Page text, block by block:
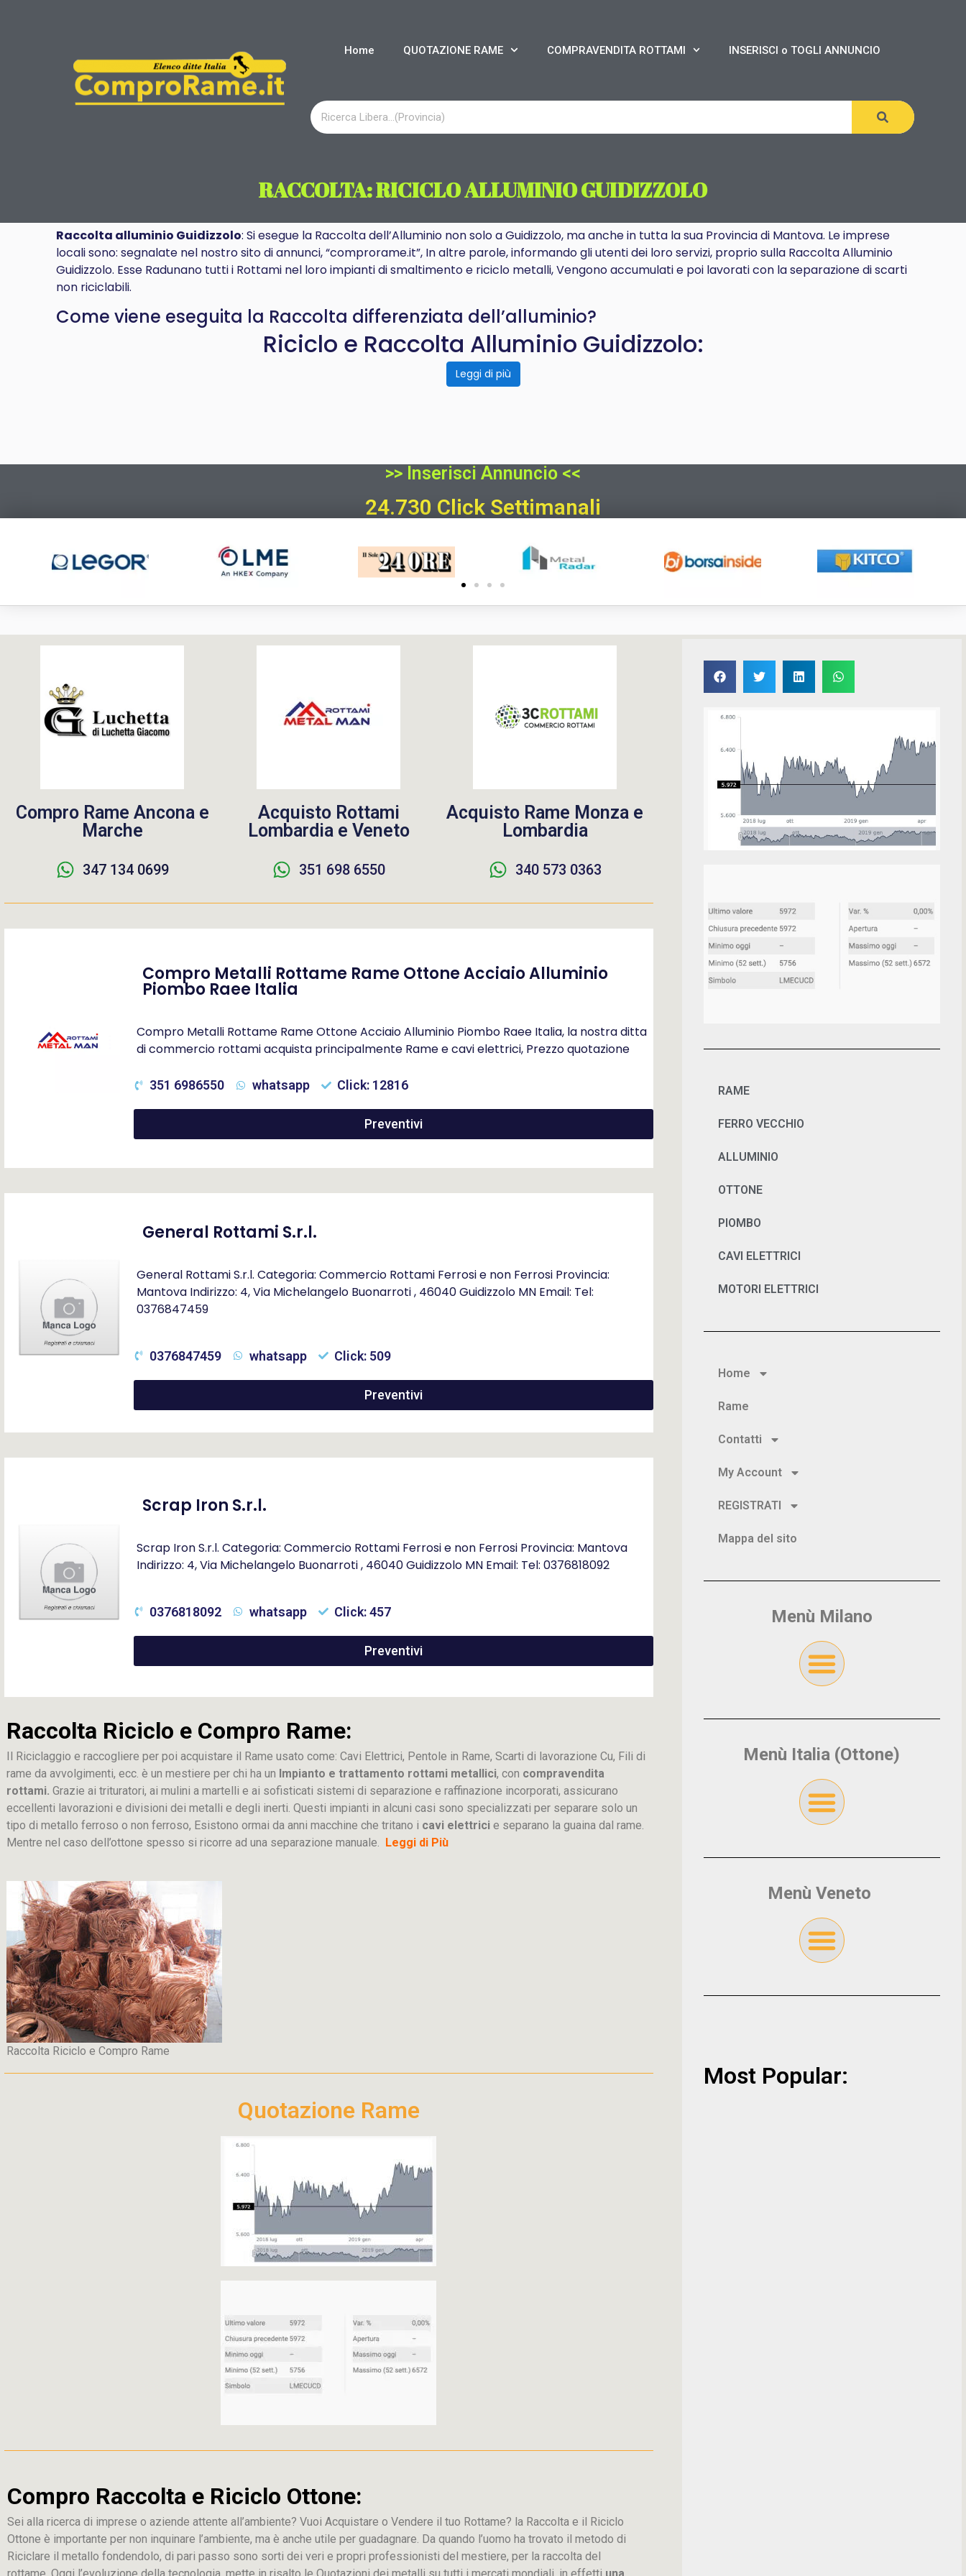
Home QUOTAZIONE RAME COMPRAVENDITA ROTTAMI INSERISCI o TOGLI ANNUNCIO
RACCOLTA: RICICLO ALLUMINIO GUIDIZZOLO
Raccolta alluminio Guidizzolo: Si esegue la Raccolta dell’Alluminio non solo a Guidizzolo, ma anche in tutta la sua Provincia di Mantova. Le imprese
locali sono: segnalate nel nostro sito di annunci, “comprorame.it”, In altre parole, informando gli utenti dei loro servizi, proprio sulla Raccolta Alluminio
Guidizzolo. Esse Radunano tutti i Rottami nel loro impianti di smaltimento e riciclo metalli, Vengono accumulati e poi lavorati con la separazione di scarti
non riciclabili.
Come viene eseguita la Raccolta differenziata dell’alluminio?
Riciclo e Raccolta Alluminio Guidizzolo:
Leggi di più
>> Inserisci Annuncio <<
24.730 Click Settimanali
Compro Rame Ancona e
Marche
347 134 0699
Acquisto Rottami
Lombardia e Veneto
351 698 6550
Acquisto Rame Monza e
Lombardia
340 573 0363
Compro Metalli Rottame Rame Ottone Acciaio Alluminio
Piombo Raee Italia
Compro Metalli Rottame Rame Ottone Acciaio Alluminio Piombo Raee Italia, la nostra ditta
di commercio rottami acquista principalmente Rame e cavi elettrici, Prezzo quotazione
351 6986550 whatsapp Click: 12816
Preventivi
General Rottami S.r.l.
General Rottami S.r.l. Categoria: Commercio Rottami Ferrosi e non Ferrosi Provincia:
Mantova Indirizzo: 4, Via Michelangelo Buonarroti , 46040 Guidizzolo MN Email: Tel:
0376847459
0376847459 whatsapp Click: 509
Preventivi
Scrap Iron S.r.l.
Scrap Iron S.r.l. Categoria: Commercio Rottami Ferrosi e non Ferrosi Provincia: Mantova
Indirizzo: 4, Via Michelangelo Buonarroti , 46040 Guidizzolo MN Email: Tel: 0376818092
0376818092 whatsapp Click: 457
Preventivi
Raccolta Riciclo e Compro Rame:
Il Riciclaggio e raccogliere per poi acquistare il Rame usato come: Cavi Elettrici, Pentole in Rame, Scarti di lavorazione Cu, Fili di
rame da avvolgimenti, ecc. è un mestiere per chi ha un Impianto e trattamento rottami metallici, con compravendita
rottami. Grazie ai trituratori, ai mulini a martelli e ai sofisticati sistemi di separazione e raffinazione incorporati, assicurano
eccellenti lavorazioni e divisioni dei metalli e degli inerti. Questi impianti in alcuni casi sono specializzati per separare solo un
tipo di metallo ferroso o non ferroso, Esistono ormai da anni macchine che tritano i cavi elettrici e separano la guaina dal rame.
Mentre nel caso dell’ottone spesso si ricorre ad una separazione manuale.
Leggi di Più
Raccolta Riciclo e Compro Rame
Quotazione Rame
Compro Raccolta e Riciclo Ottone:
Sei alla ricerca di imprese o aziende attente all’ambiente? Vuoi Acquistare o Vendere il tuo Rottame? la Raccolta e il Riciclo
Ottone è importante per non inquinare l’ambiente, ma è anche utile per guadagnare. Da quando l’uomo ha trovato il metodo di
Riciclare il metallo fondendolo, di pari passo sono sorti dei veri e propri professionisti del mestiere, per la raccolta del
RAME
FERRO VECCHIO
ALLUMINIO
OTTONE
PIOMBO
CAVI ELETTRICI
MOTORI ELETTRICI
Home
Rame
Contatti
My Account
REGISTRATI
Mappa del sito
Menù Milano
Menù Italia (Ottone)
Menù Veneto
Most Popular: